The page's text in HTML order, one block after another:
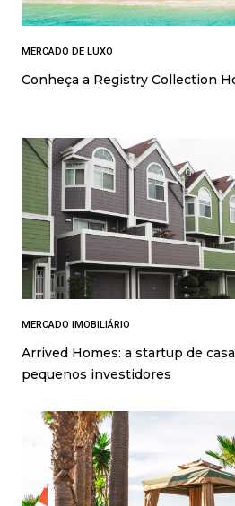
MERCADO DE LUXO
Conheça a Registry Collection
MERCADO IMOBILIÁRIO
Arrived Homes: a startup de
pequenos investidores